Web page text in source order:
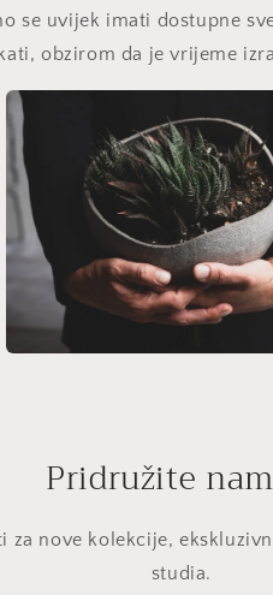
se uvijek imati dostupne
obzirom da je vrijeme
Pridružite
za nove kolekcije,
studia.